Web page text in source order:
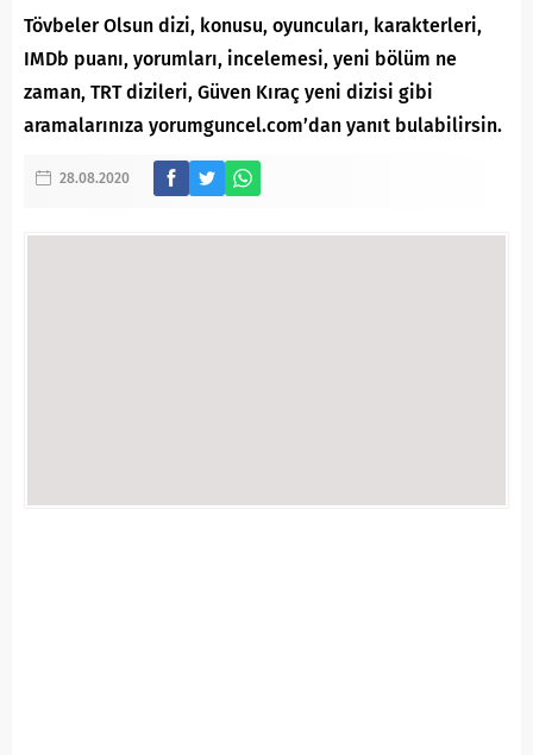
Tövbeler Olsun dizi, konusu, oyuncuları, karakterleri,
IMDb puanı, yorumları, incelemesi, yeni bölüm ne
zaman, TRT dizileri, Güven Kıraç yeni dizisi gibi
aramalarınıza yorumguncel.com’dan yanıt bulabilirsin.
28.08.2020